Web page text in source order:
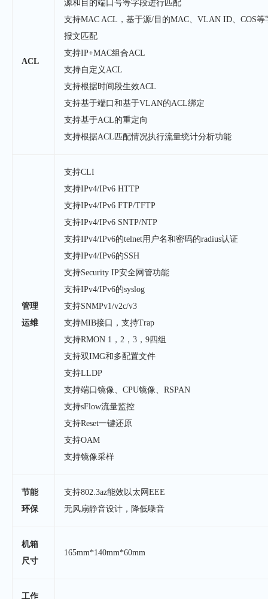
ACL
源和目的端口号等字段进行匹配
支持MAC ACL，基于源/目的MAC、VLAN ID、COS等
报文匹配
支持IP+MAC组合ACL
支持自定义ACL
支持根据时间段生效ACL
支持基于端口和基于VLAN的ACL绑定
支持基于ACL的重定向
支持根据ACL匹配情况执行流量统计分析功能
管理
运维
支持CLI
支持IPv4/IPv6 HTTP
支持IPv4/IPv6 FTP/TFTP
支持IPv4/IPv6 SNTP/NTP
支持IPv4/IPv6的telnet用户名和密码的radius认证
支持IPv4/IPv6的SSH
支持Security IP安全网管功能
支持IPv4/IPv6的syslog
支持SNMPv1/v2c/v3
支持MIB接口，支持Trap
支持RMON 1，2，3，9四组
支持双IMG和多配置文件
支持LLDP
支持端口镜像、CPU镜像、RSPAN
支持sFlow流量监控
支持Reset一键还原
支持OAM
支持镜像采样
节能
环保
支持802.3az能效以太网EEE
无风扇静音设计，降低噪音
机箱
尺寸
165mm*140mm*60mm
工作